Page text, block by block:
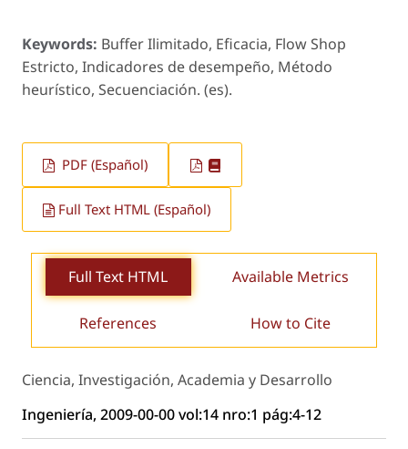
Keywords: Buffer Ilimitado, Eficacia, Flow Shop
Estricto, Indicadores de desempeño, Método
heurístico, Secuenciación. (es).
PDF (Español)
Full Text HTML (Español)
Full Text HTML Available Metrics
References How to Cite
Ciencia, Investigación, Academia y Desarrollo
Ingeniería, 2009-00-00 vol:14 nro:1 pág:4-12